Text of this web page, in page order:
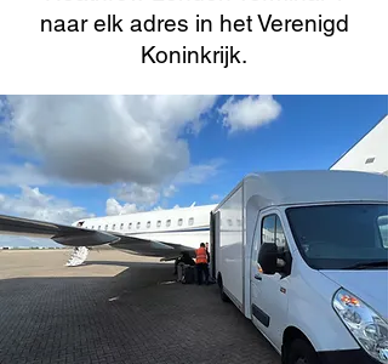
naar elk adres in het Verenigd
Koninkrijk.